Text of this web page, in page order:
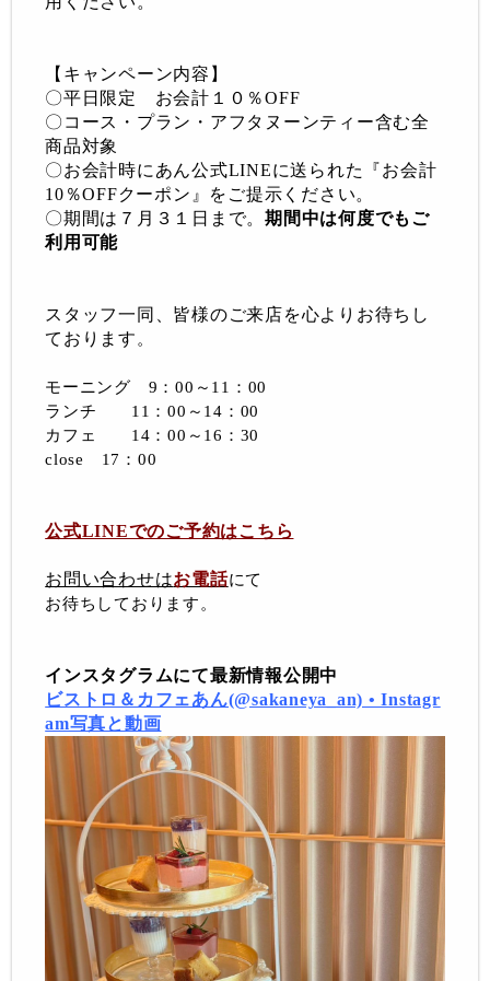
【キャンペーン内容】
〇平日限定 お会計１０％OFF
〇コース・プラン・アフタヌーンティー含む全
商品対象
〇お会計時にあん公式LINEに送られた『お会計
10％OFFクーポン』をご提示ください。
〇期間は７月３１日まで。期間中は何度でもご
利用可能
スタッフ一同、皆様のご来店を心よりお待ちし
ております 。
モーニング 9：00～11：00
ランチ 11：00～14：00
カフェ 14：00～16：30
close 17：00
公式LINEでのご予約はこちら
お問い合わせはお電話にて
お待ちしております。
インスタグラムにて最新情報公開中
ビストロ＆カフェあん(@sakaneya_an) • Instagr
am写真と動画